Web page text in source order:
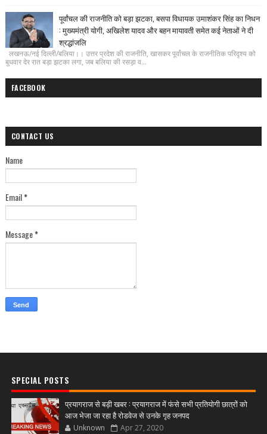
पूर्वांचल की राजनीति को बड़ा झटका, बसपा विधायक उमाशंकर सिंह का निधन
: मुख्यमंत्री योगी, अखिलेश यादव और बहन मायावती समेत कई नेताओं ने दी
श्रद्धांजलि
लखनऊ/नई दिल्ली/बलिया।। उत्तर प्रदेश की राजनीति, खासकर पूर्वांचल के राजनीतिक परिदृश्य को
बुधवार देर रात बड़ा झटका लगा, जब बलिया की रसड़ा व...
FACEBOOK
CONTACT US
Name
Email*
Message*
SPECIAL POSTS
प्रयागराज से बड़ी खबर : प्रयागराज में फंसे सभी प्रतियोगी छात्रों को
आज भेजा जा रहा है रोडवेज से उनके गृह जनपद
Unknown Apr 27, 2020